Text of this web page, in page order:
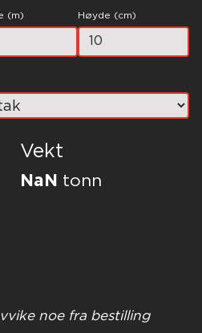
(m) Høyde (cm)
Vekt
NaN tonn
noe fra bestilling